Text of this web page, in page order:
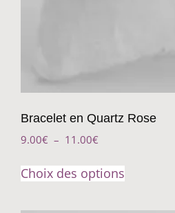
Bracelet en Quartz Rose
9.00€ – 11.00€
Choix des options